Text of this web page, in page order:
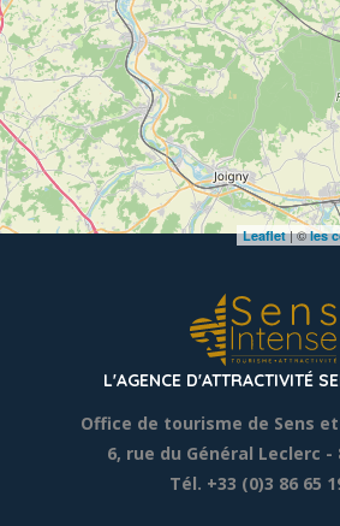
Leaflet| ©les
L'AGENCE D'ATTRACTIVITÉ
Office de tourisme de Sens
6, rue du Général Leclerc -
Tél. +33 (0)3 86 65